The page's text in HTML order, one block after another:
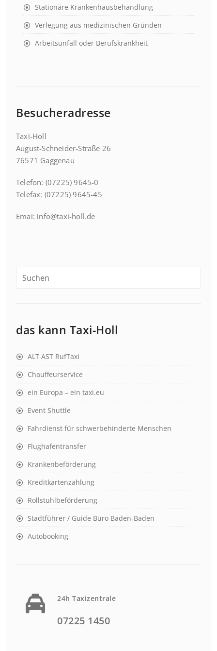
Stationäre Krankenhausbehandlung
Verlegung aus medizinischen Gründen
Arbeitsunfall oder Berufskrankheit
Besucheradresse
Taxi-Holl
August-Schneider-Straße 26
76571 Gaggenau
Telefon: (07225) 9645-0
Telefax: (07225) 9645-45
Emai: info@taxi-holl.de
das kann Taxi-Holl
ALT AST RufTaxi
Chauffeurservice
ein Europa – ein taxi.eu
Event Shuttle
Fahrdienst für schwerbehinderte Menschen
Flughafentransfer
Krankenbeförderung
Kreditkartenzahlung
Rollstuhlbeförderung
Stadtführer / Guide Büro Baden-Baden
Autobooking
24h Taxizentrale
07225 1450